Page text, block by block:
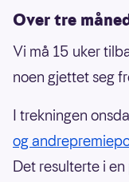
Over tre
Vi må 15 uker
noen gjettet seg
I trekningen
og
Det resulterte i